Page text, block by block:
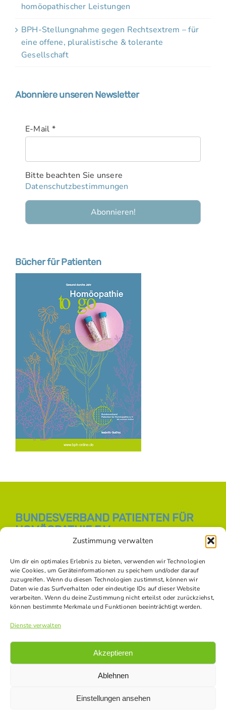
Zustimmung verwalten
Um dir ein optimales Erlebnis zu bieten, verwenden wir Technologien
wie Cookies, um Geräteinformationen zu speichern und/oder darauf
zuzugreifen. Wenn du diesen Technologien zustimmst, können wir
Daten wie das Surfverhalten oder eindeutige IDs auf dieser Website
verarbeiten. Wenn du deine Zustimmung nicht erteilst oder zurückziehst,
können bestimmte Merkmale und Funktionen beeinträchtigt werden.
Dienste verwalten
Akzeptieren
Ablehnen
Einstellungen ansehen
homöopathischer Leistungen
BPH-Stellungnahme gegen Rechtsextrem – für
eine offene, pluralistische & tolerante
Gesellschaft
Abonniere unseren Newsletter
E-Mail *
Bitte beachten Sie unsere
Datenschutzbestimmungen
Bücher für Patienten
BUNDESVERBAND PATIENTEN FÜR
HOMÖOPATHIE E.V.
E-Mail:
info [at] bph-online.de
Webseite:Homöopathie Online
SOZIALE NETZWERKE